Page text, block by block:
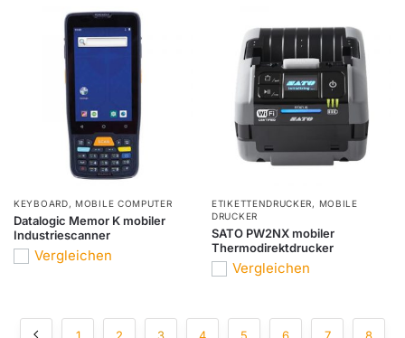
KEYBOARD,MOBILE COMPUTER
Datalogic Memor K mobiler
Industriescanner
Vergleichen
ETIKETTENDRUCKER, MOBILE
DRUCKER
SATO PW2NX mobiler
Thermodirektdrucker
Vergleichen